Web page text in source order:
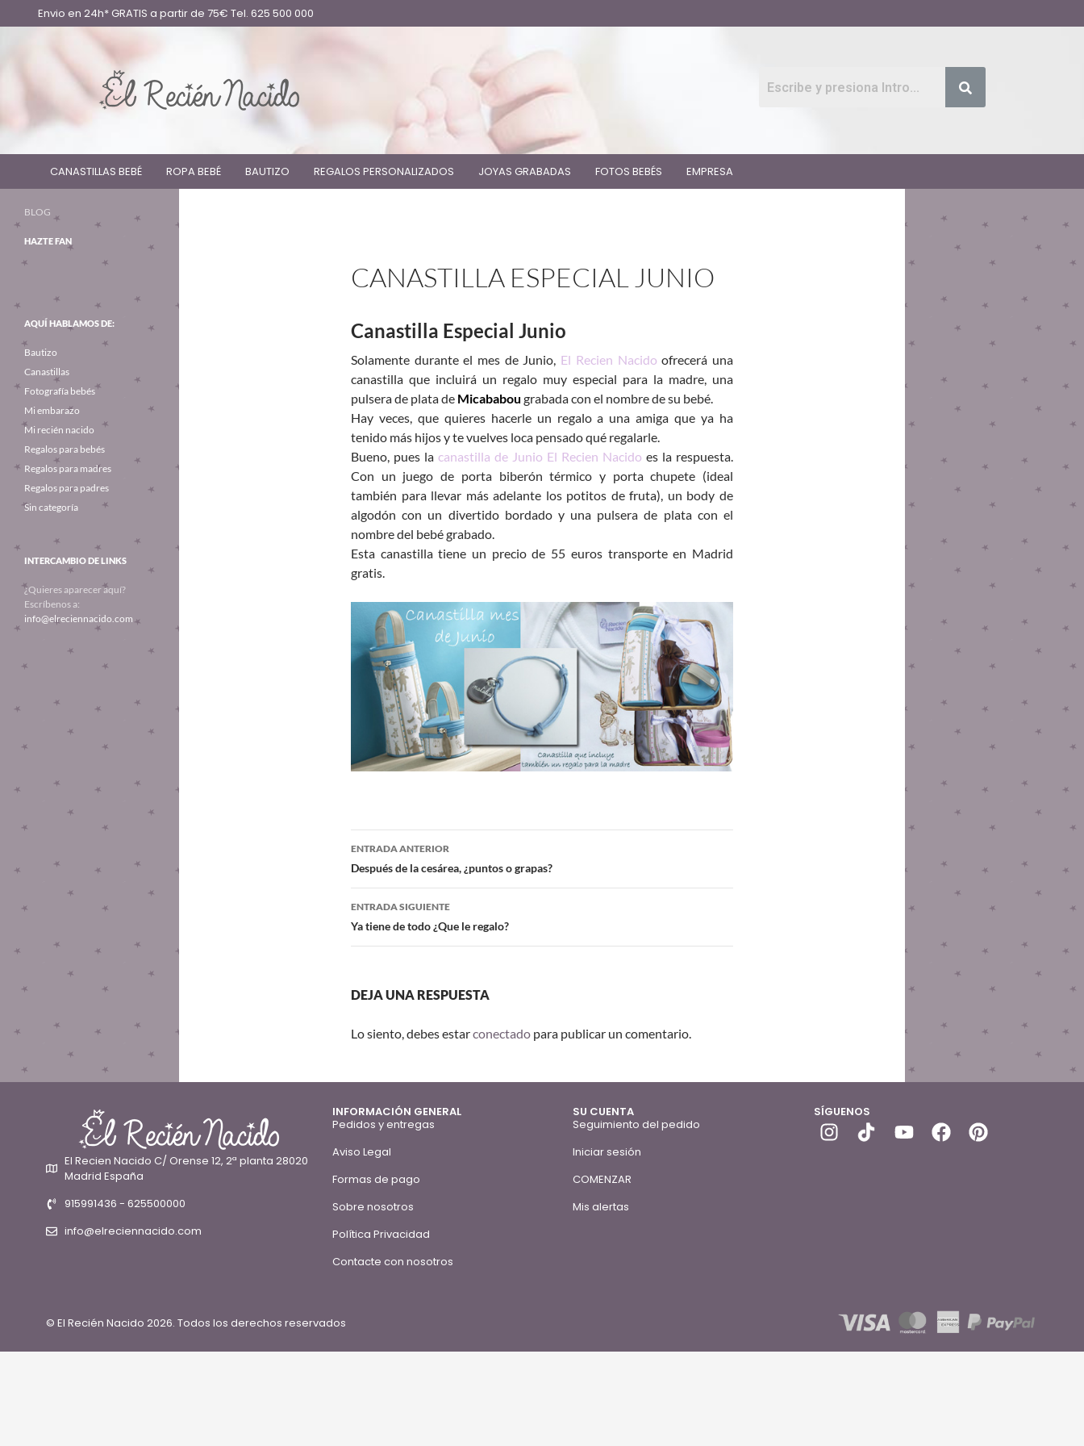
Envio en 24h* GRATIS a partir de 75€ Tel. 625 500 000
CANASTILLAS BEBÉ ROPA BEBÉ BAUTIZO REGALOS PERSONALIZADOS JOYAS GRABADAS FOTOS BEBÉS EMPRESA
CANASTILLA ESPECIAL JUNIO
Canastilla Especial Junio
Solamente durante el mes de Junio, El Recien Nacido ofrecerá una
canastilla que incluirá un regalo muy especial para la madre, una
pulsera de plata de Micababou grabada con el nombre de su bebé.
Hay veces, que quieres hacerle un regalo a una amiga que ya ha
tenido más hijos y te vuelves loca pensado qué regalarle.
Bueno, pues la canastilla de Junio El Recien Nacido es la respuesta.
Con un juego de porta biberón térmico y porta chupete (ideal
también para llevar más adelante los potitos de fruta), un body de
algodón con un divertido bordado y una pulsera de plata con el
nombre del bebé grabado.
Esta canastilla tiene un precio de 55 euros transporte en Madrid
gratis.
ENTRADA ANTERIOR
Después de la cesárea, ¿puntos o grapas?
ENTRADA SIGUIENTE
Ya tiene de todo ¿Que le regalo?
DEJA UNA RESPUESTA
Lo siento, debes estarconectado para publicar un comentario.
BLOG
HAZTE FAN
AQUÍ HABLAMOS DE:
Bautizo
Canastillas
Fotografía bebés
Mi embarazo
Mi recién nacido
Regalos para bebés
Regalos para madres
Regalos para padres
Sin categoría
INTERCAMBIO DE LINKS
¿Quieres aparecer aquí?
Escríbenos a:
info@elreciennacido.com
El Recien Nacido C/ Orense 12, 2ª planta 28020
Madrid España
915991436 - 625500000
info@elreciennacido.com
INFORMACIÓN GENERAL
Pedidos y entregas
Aviso Legal
Formas de pago
Sobre nosotros
Política Privacidad
Contacte con nosotros
SU CUENTA
Seguimiento del pedido
Iniciar sesión
COMENZAR
Mis alertas
SÍGUENOS
© El Recién Nacido 2026. Todos los derechos reservados